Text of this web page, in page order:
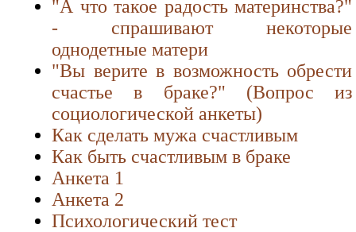
"А что такое радость материнства?"
- спрашивают некоторые
однодетные матери
"Вы верите в возможность обрести
счастье в браке?" (Вопрос из
социологической анкеты)
Как сделать мужа счастливым
Как быть счастливым в браке
Анкета 1
Анкета 2
Психологический тест